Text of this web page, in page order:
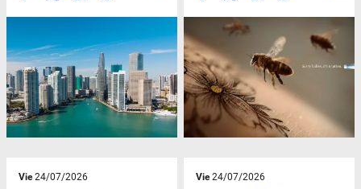
Vie24/07/2026 Vie24/07/2026